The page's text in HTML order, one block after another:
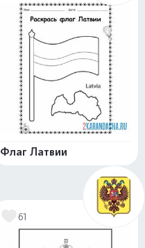
Флаг Латвии
61